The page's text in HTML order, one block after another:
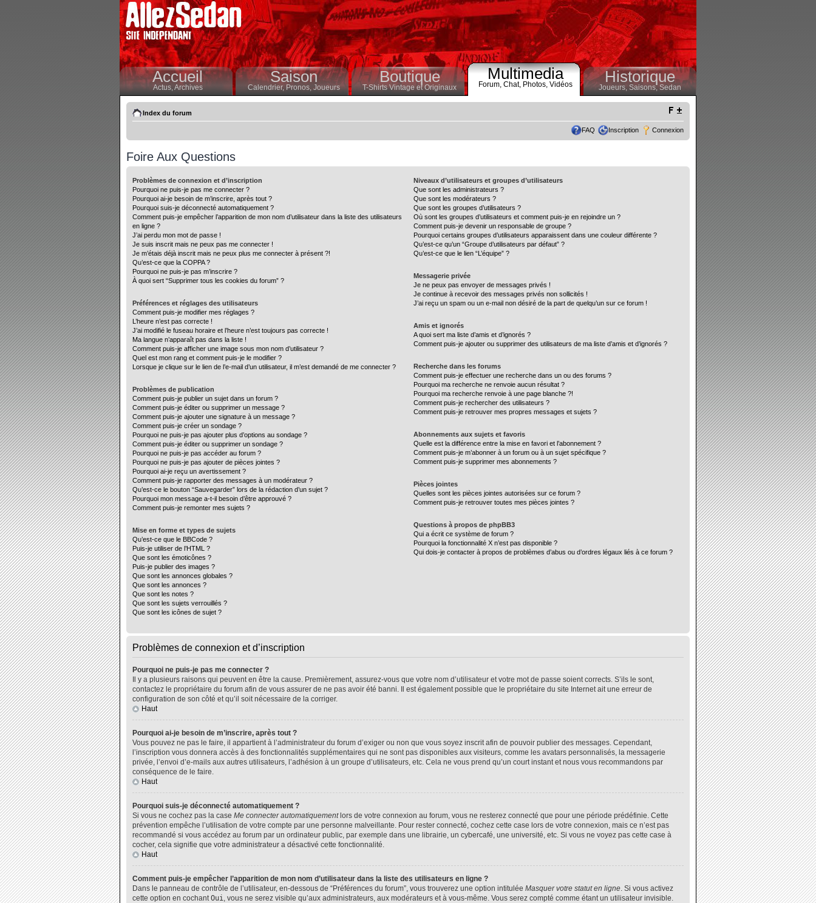
Accueil
Actus,Archives
Saison
Calendrier,Pronos, Joueurs
Boutique
T-Shirts Vintage et Originaux
Multimedia
Forum, Chat, Photos, Vidéos Historique
Joueurs, Saisons,Sedan
Index du forum
FAQ Inscription Connexion
Foire Aux Questions
Problèmes de connexion et d’inscription
Pourquoi ne puis-je pas me connecter ?
Pourquoi ai-je besoin de m’inscrire, après tout ?
Pourquoi suis-je déconnecté automatiquement ?
Comment puis-je empêcher l’apparition de mon nom d’utilisateur dans la liste des utilisateurs
en ligne ?
J’ai perdu mon mot de passe !
Je suis inscrit mais ne peux pas me connecter !
Je m’étais déjà inscrit mais ne peux plus me connecter à présent ?!
Qu’est-ce que la COPPA ?
Pourquoi ne puis-je pas m’inscrire ?
À quoi sert “Supprimer tous les cookies du forum” ?
Préférences et réglages des utilisateurs
Comment puis-je modifier mes réglages ?
L’heure n’est pas correcte !
J’ai modifié le fuseau horaire et l’heure n’est toujours pas correcte !
Ma langue n’apparaît pas dans la liste !
Comment puis-je afficher une image sous mon nom d’utilisateur ?
Quel est mon rang et comment puis-je le modifier ?
Lorsque je clique sur le lien de l’e-mail d’un utilisateur, il m’est demandé de me connecter ?
Problèmes de publication
Comment puis-je publier un sujet dans un forum ?
Comment puis-je éditer ou supprimer un message ?
Comment puis-je ajouter une signature à un message ?
Comment puis-je créer un sondage ?
Pourquoi ne puis-je pas ajouter plus d’options au sondage ?
Comment puis-je éditer ou supprimer un sondage ?
Pourquoi ne puis-je pas accéder au forum ?
Pourquoi ne puis-je pas ajouter de pièces jointes ?
Pourquoi ai-je reçu un avertissement ?
Comment puis-je rapporter des messages à un modérateur ?
Qu’est-ce le bouton “Sauvegarder” lors de la rédaction d’un sujet ?
Pourquoi mon message a-t-il besoin d’être approuvé ?
Comment puis-je remonter mes sujets ?
Mise en forme et types de sujets
Qu’est-ce que le BBCode ?
Puis-je utiliser de l’HTML ?
Que sont les émoticônes ?
Puis-je publier des images ?
Que sont les annonces globales ?
Que sont les annonces ?
Que sont les notes ?
Que sont les sujets verrouillés ?
Que sont les icônes de sujet ?
Niveaux d’utilisateurs et groupes d’utilisateurs
Que sont les administrateurs ?
Que sont les modérateurs ?
Que sont les groupes d’utilisateurs ?
Où sont les groupes d’utilisateurs et comment puis-je en rejoindre un ?
Comment puis-je devenir un responsable de groupe ?
Pourquoi certains groupes d’utilisateurs apparaissent dans une couleur différente ?
Qu’est-ce qu’un “Groupe d’utilisateurs par défaut” ?
Qu’est-ce que le lien “L’équipe” ?
Messagerie privée
Je ne peux pas envoyer de messages privés !
Je continue à recevoir des messages privés non sollicités !
J’ai reçu un spam ou un e-mail non désiré de la part de quelqu’un sur ce forum !
Amis et ignorés
A quoi sert ma liste d’amis et d’ignorés ?
Comment puis-je ajouter ou supprimer des utilisateurs de ma liste d’amis et d’ignorés ?
Recherche dans les forums
Comment puis-je effectuer une recherche dans un ou des forums ?
Pourquoi ma recherche ne renvoie aucun résultat ?
Pourquoi ma recherche renvoie à une page blanche ?!
Comment puis-je rechercher des utilisateurs ?
Comment puis-je retrouver mes propres messages et sujets ?
Abonnements aux sujets et favoris
Quelle est la différence entre la mise en favori et l’abonnement ?
Comment puis-je m’abonner à un forum ou à un sujet spécifique ?
Comment puis-je supprimer mes abonnements ?
Pièces jointes
Quelles sont les pièces jointes autorisées sur ce forum ?
Comment puis-je retrouver toutes mes pièces jointes ?
Questions à propos de phpBB3
Qui a écrit ce système de forum ?
Pourquoi la fonctionnalité X n’est pas disponible ?
Qui dois-je contacter à propos de problèmes d’abus ou d’ordres légaux liés à ce forum ?
Problèmes de connexion et d’inscription
Pourquoi ne puis-je pas me connecter ?
Il y a plusieurs raisons qui peuvent en être la cause. Premièrement, assurez-vous que votre nom d’utilisateur et votre mot de passe soient corrects. S’ils le sont,
contactez le propriétaire du forum afin de vous assurer de ne pas avoir été banni. Il est également possible que le propriétaire du site Internet ait une erreur de
configuration de son côté et qu’il soit nécessaire de la corriger.
Haut
Pourquoi ai-je besoin de m’inscrire, après tout ?
Vous pouvez ne pas le faire, il appartient à l’administrateur du forum d’exiger ou non que vous soyez inscrit afin de pouvoir publier des messages. Cependant,
l’inscription vous donnera accès à des fonctionnalités supplémentaires qui ne sont pas disponibles aux visiteurs, comme les avatars personnalisés, la messagerie
privée, l’envoi d’e-mails aux autres utilisateurs, l’adhésion à un groupe d’utilisateurs, etc. Cela ne vous prend qu’un court instant et nous vous recommandons par
conséquence de le faire.
Haut
Pourquoi suis-je déconnecté automatiquement ?
Si vous ne cochez pas la case Me connecter automatiquementlors de votre connexion au forum, vous ne resterez connecté que pour une période prédéfinie. Cette
prévention empêche l’utilisation de votre compte par une personne malveillante. Pour rester connecté, cochez cette case lors de votre connexion, mais ce n’est pas
recommandé si vous accédez au forum par un ordinateur public, par exemple dans une librairie, un cybercafé, une université, etc. Si vous ne voyez pas cette case à
cocher, cela signifie que votre administrateur a désactivé cette fonctionnalité.
Haut
Comment puis-je empêcher l’apparition de mon nom d’utilisateur dans la liste des utilisateurs en ligne ?
Dans le panneau de contrôle de l’utilisateur, en-dessous de “Préférences du forum”, vous trouverez une option intitulée Masquer votre statut en ligne. Si vous activez
cette option en cochantOui, vous ne serez visible qu’aux administrateurs, aux modérateurs et à vous-même. Vous serez compté comme étant un utilisateur invisible.